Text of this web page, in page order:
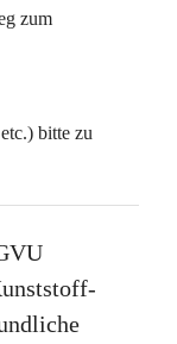
zum
bitte zu